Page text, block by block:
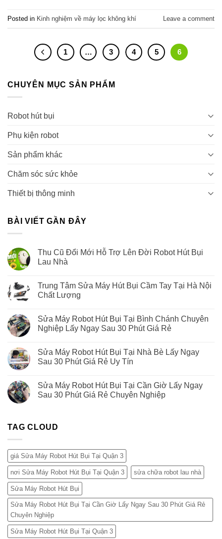
Posted in Kinh nghiệm về máy lọc không khí Leave a comment
1 … 3 4 5 6
CHUYÊN MỤC SẢN PHẨM
Robot hút bụi
Phụ kiện robot
Sản phẩm khác
Chăm sóc sức khỏe
Thiết bị thông minh
BÀI VIẾT GẦN ĐÂY
Thu Cũ Đổi Mới Hỗ Trợ Lên Đời Robot Hút Bụi
Lau Nhà
Trung Tâm Sửa Máy Hút Bụi Cầm Tay Tại Hà Nội
Chất Lượng
Sửa Máy Robot Hút Bụi Tại Bình Chánh Chuyên
Nghiệp Lấy Ngay Sau 30 Phút Giá Rẻ
Sửa Máy Robot Hút Bụi Tại Nhà Bè Lấy Ngay
Sau 30 Phút Giá Rẻ Uy Tín
Sửa Máy Robot Hút Bụi Tại Cần Giờ Lấy Ngay
Sau 30 Phút Giá Rẻ Chuyên Nghiệp
TAG CLOUD
giá Sửa Máy Robot Hút Bụi Tại Quận 3
nơi Sửa Máy Robot Hút Bụi Tại Quận 3 sửa chữa robot lau nhà
Sửa Máy Robot Hút Bụi
Sửa Máy Robot Hút Bụi Tại Cần Giờ Lấy Ngay Sau 30 Phút Giá Rẻ
Chuyên Nghiệp
Sửa Máy Robot Hút Bụi Tại Quận 3